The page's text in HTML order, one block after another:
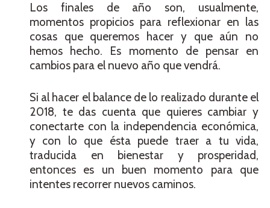
Los finales de año son, usualmente,
momentos propicios para reflexionar en las
cosas que queremos hacer y que aún no
hemos hecho. Es momento de pensar en
cambios para el nuevo año que vendrá.
Si al hacer el balance de lo realizado durante el
2018, te das cuenta que quieres cambiar y
conectarte con la independencia económica,
y con lo que ésta puede traer a tu vida,
traducida en bienestar y prosperidad,
entonces es un buen momento para que
intentes recorrer nuevos caminos.